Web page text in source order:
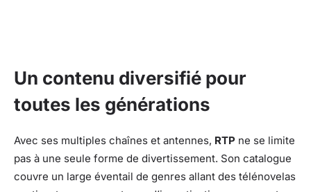
Un contenu diversifié pour
toutes les générations
Avec ses multiples chaînes et antennes, RTP ne se limite
pas à une seule forme de divertissement. Son catalogue
couvre un large éventail de genres allant des télénovelas